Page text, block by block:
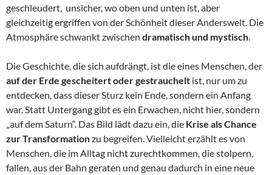
geschleudert, unsicher, wo oben und unten ist, aber
gleichzeitig ergriffen von der Schönheit dieser Anderswelt. Die
Atmosphäre schwankt zwischen dramatisch und mystisch
Die Geschichte, die sich aufdrängt, ist die eines Menschen, der
auf der Erde gescheitert oder gestrauchelt ist, nur um zu
entdecken, dass dieser Sturz kein Ende, sondern ein Anfang
war. Statt Untergang gibt es ein Erwachen, nicht hier, sondern
„auf dem Saturn“. Das Bild lädt dazu ein, die Krise als Chance
zur Transformationzu begreifen. Vielleicht erzählt es von
Menschen, die im Alltag nicht zurechtkommen, die stolpern,
fallen, aus der Bahn geraten und genau dadurch in eine neue